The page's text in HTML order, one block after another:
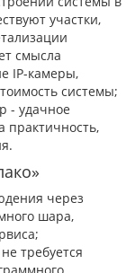
участки,
смысла
IP-камеры,
системы;
- удачное
практичность,
через
шара,
требуется